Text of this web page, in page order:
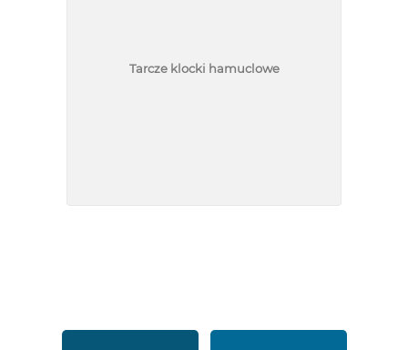
Tarcze klocki hamuclowe